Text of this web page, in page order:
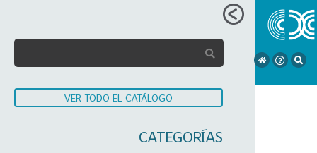
VER TODO EL CATÁLOGO
CATEGORÍAS